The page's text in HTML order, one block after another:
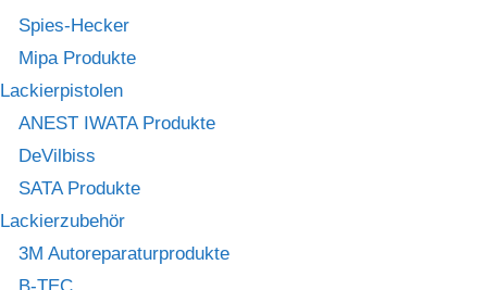
Spies-Hecker
Mipa Produkte
Lackierpistolen
ANEST IWATA Produkte
DeVilbiss
SATA Produkte
Lackierzubehör
3M Autoreparaturprodukte
B-TEC